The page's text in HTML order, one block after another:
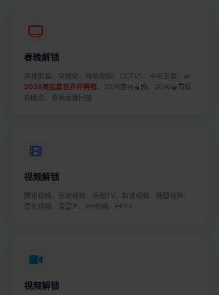
春晚解锁
央视影音、央视频、咪咕视频、CCTV5、中央五套、
2026美加墨世界杯赛程、2026央视春晚、2026春节联
欢晚会、春晚直播回放
视频解锁
腾讯视频、乐视视频、乐视TV、新浪视频、搜狐视频、
奇艺视频、爱奇艺、PP视频、PPTV
视频解锁